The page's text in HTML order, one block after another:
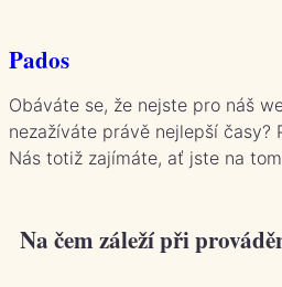
na
obsah
Pados
Obáváte se, že nejste pro náš
nezažíváte právě nejlepší časy?
Nás totiž zajímáte, ať jste na
Na čem záleží při